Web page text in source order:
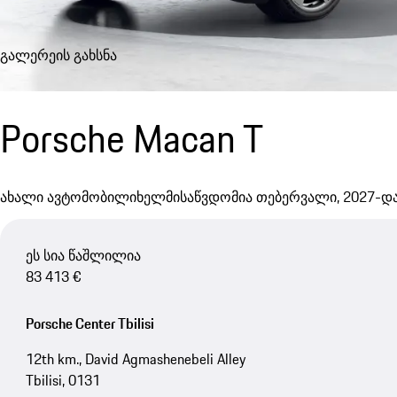
გალერეის გახსნა
Porsche Macan T
ახალი ავტომობილიხელმისაწვდომია თებერვალი, 2027-
ეს სია წაშლილია
83 413 €
Porsche Center Tbilisi
12th km., David Agmashenebeli Alley
Tbilisi, 0131